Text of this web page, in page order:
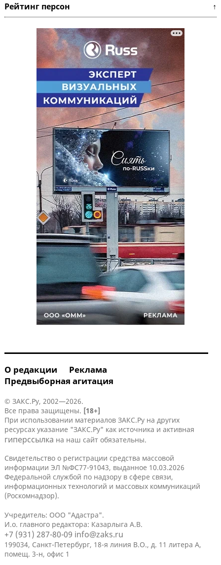
Рейтинг персон ↑
О редакции
Реклама
Предвыборная агитация
© ЗАКС.Ру, 2002—2026.
Все права защищены. [18+]
При использовании материалов ЗАКС.Ру на других
ресурсах указание "ЗАКС.Ру" как источника и активная
гиперссылка на наш сайт обязательны.
Свидетельство о регистрации средства массовой
информации ЭЛ №ФС77-91043, выданное 10.03.2026
Федеральной службой по надзору в сфере связи,
информационных технологий и массовых коммуникаций
(Роскомнадзор).
Учредитель: ООО "Адастра".
И.о. главного редактора: Казарлыга А.В.
+7 (931) 287-80-09 info@zaks.ru
199034, Санкт-Петербург, 18-я линия В.О., д. 11 литера А,
помещ. 3-н, офис 1